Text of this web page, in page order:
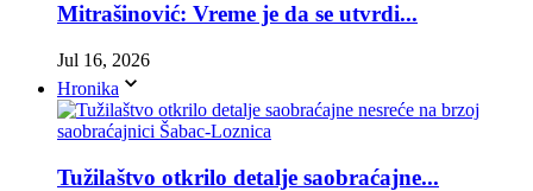
Mitrašinović: Vreme je da se utvrdi...
Jul 16, 2026
Hronika
Tužilaštvo otkrilo detalje saobraćajne...